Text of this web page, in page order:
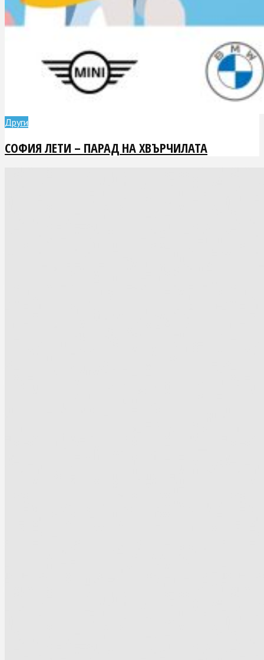
Други
СОФИЯ ЛЕТИ – ПАРАД НА ХВЪРЧИЛАТА